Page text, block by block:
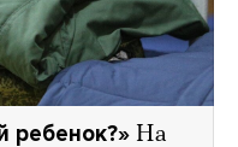
ребенок?» На